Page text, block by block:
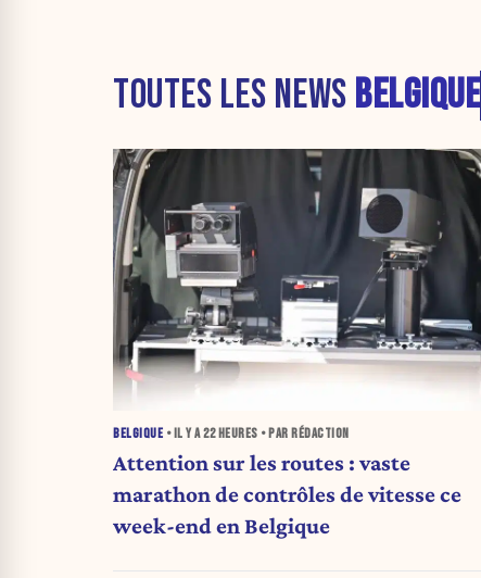
TOUTES LES NEWS BELGIQUE
BELGIQUE • IL Y A22 HEURES • PAR RÉDACTION
Attention sur les routes : vaste
marathon de contrôles de vitesse ce
week-end en Belgique